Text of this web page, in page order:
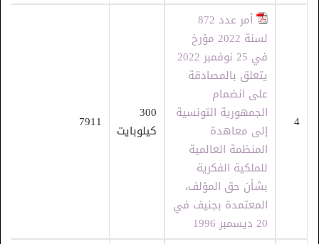
4
أمر عدد 872
لسنة 2022 مؤرخ
في 25 نوفمبر 2022
يتعلق بالمصادقة
على انضمام
الجمهورية التونسية
إلى معاهدة
المنظمة العالمية
للملكية الفكرية
بشأن حق المؤلف،
المعتمدة بجنيف في
20 ديسمبر 1996
300
كيلوبايت
7911